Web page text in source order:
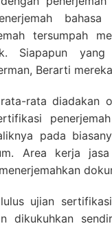
tersumpah
Siapapun
Berarti
rata diadakan
pada
Area kerja
ujian
dikukuhkan